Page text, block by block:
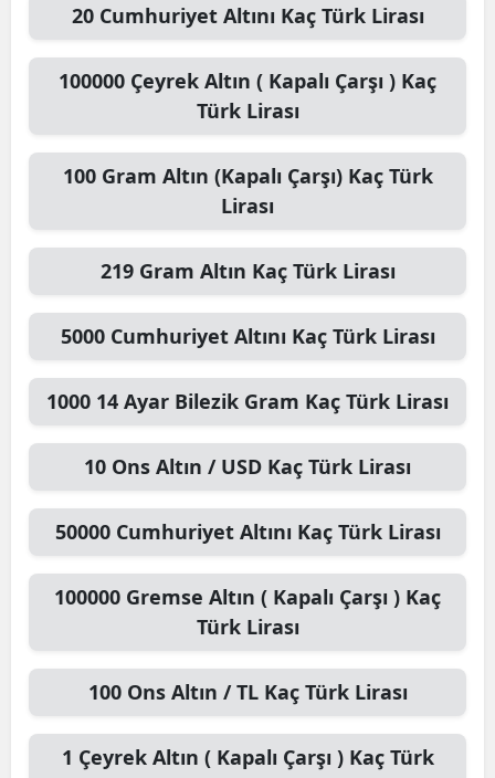
20 Cumhuriyet Altını Kaç Türk Lirası
100000 Çeyrek Altın ( Kapalı Çarşı ) Kaç
Türk Lirası
100 Gram Altın (Kapalı Çarşı)Kaç Türk
Lirası
219 Gram Altın Kaç Türk Lirası
5000 Cumhuriyet Altını Kaç Türk Lirası
1000 14 Ayar Bilezik Gram Kaç Türk Lirası
10 Ons Altın / USD Kaç Türk Lirası
50000 Cumhuriyet Altını Kaç Türk Lirası
100000 Gremse Altın ( Kapalı Çarşı ) Kaç
Türk Lirası
100 Ons Altın / TLKaç Türk Lirası
1 Çeyrek Altın ( Kapalı Çarşı )Kaç Türk